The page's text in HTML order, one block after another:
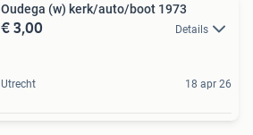
Oudega (w) kerk/auto/boot 1973
€ 3,00 Details
Utrecht 18 apr 26